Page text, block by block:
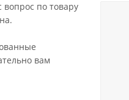
по товару
вам